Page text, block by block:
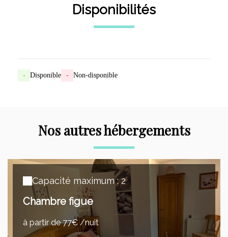
Disponibilités
- Disponible - Non-disponible
Nos autres hébergements
Capacité maximum : 2
Chambre figue
à partir de 77€ /nuit